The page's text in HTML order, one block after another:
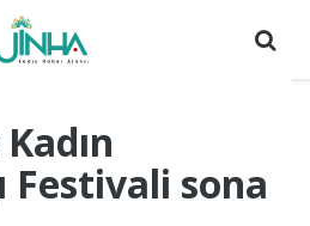
Festivali sona